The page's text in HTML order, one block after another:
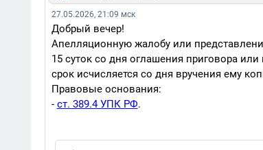
27.05.2026, 21:09 мск
Добрый вечер!
Апелляционную жалобу или
15 суток со дня оглашения приговора
срок исчисляется со дня вручения ему
Правовые основания:
- ст. 389.4 УПК РФ.